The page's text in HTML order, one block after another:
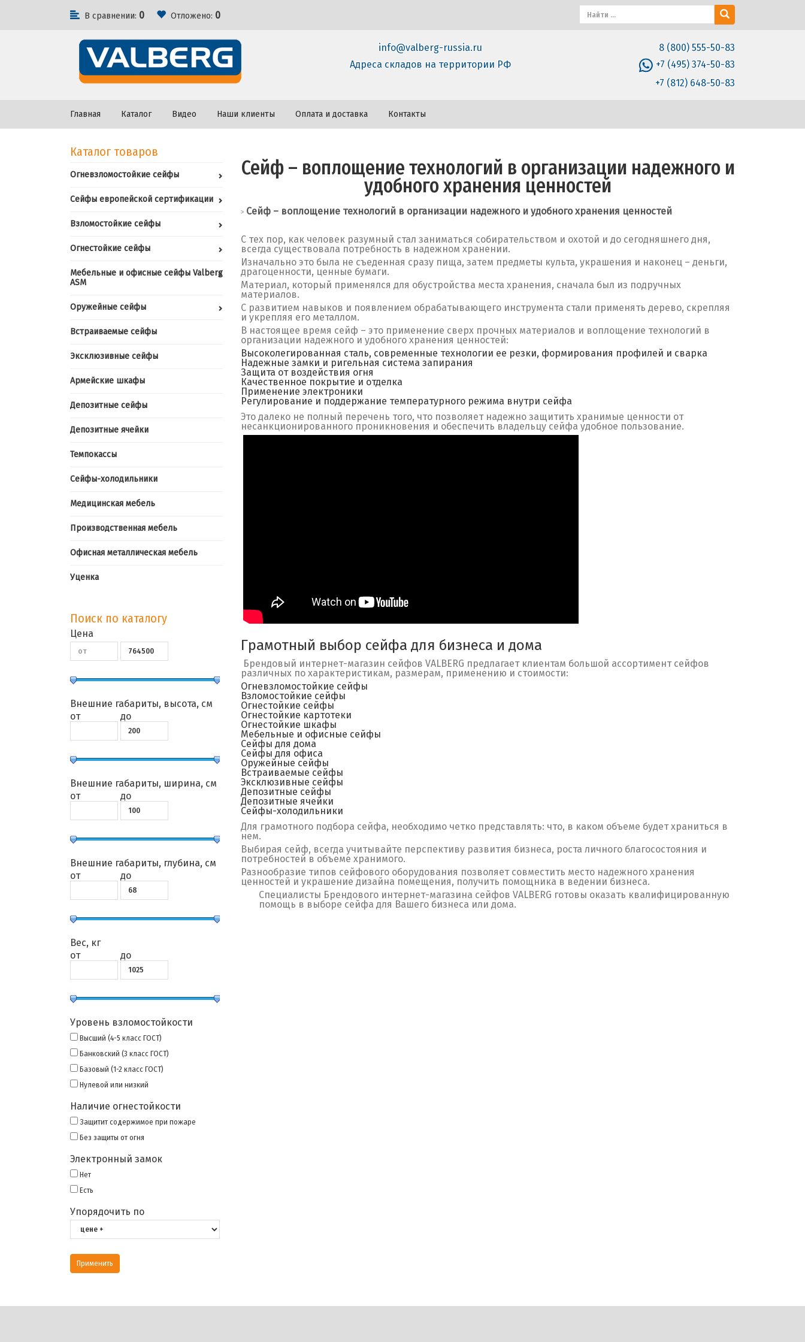
В сравнении: 0 Отложено: 0
info@valberg-russia.ru
Адреса складов на территории РФ
8 (800) 555-50-83
+7 (495) 374-50-83
+7 (812) 648-50-83
Главная Каталог Видео Наши клиенты Оплата и доставка Контакты
Каталог товаров
Огневзломостойкие сейфы
Сейфы европейской сертификации
Взломостойкие сейфы
Огнестойкие сейфы
Мебельные и офисные сейфы Valberg
ASM
Оружейные сейфы
Встраиваемые сейфы
Эксклюзивные сейфы
Армейские шкафы
Депозитные сейфы
Депозитные ячейки
Темпокассы
Сейфы-холодильники
Медицинская мебель
Производственная мебель
Офисная металлическая мебель
Уценка
Поиск по каталогу
Цена
Внешние габариты, высота, см
от
до
Внешние габариты, ширина, см
от
до
Внешние габариты, глубина, см
от
до
Вес, кг
от
до
Уровень взломостойкости
Высший (4-5 класс ГОСТ)
Банковский (3 класс ГОСТ)
Базовый (1-2 класс ГОСТ)
Нулевой или низкий
Наличие огнестойкости
Защитит содержимое при пожаре
Без защиты от огня
Электронный замок
Нет
Есть
Упорядочить по
Сейф – воплощение технологий в организации надежного и
удобного хранения ценностей
> Сейф – воплощение технологий в организации надежного и удобного хранения ценностей
С тех пор, как человек разумный стал заниматься собирательством и охотой и до сегодняшнего дня,
всегда существовала потребность в надежном хранении.
Изначально это была не съеденная сразу пища, затем предметы культа, украшения и наконец – деньги,
драгоценности, ценные бумаги.
Материал, который применялся для обустройства места хранения, сначала был из подручных
материалов.
С развитием навыков и появлением обрабатывающего инструмента стали применять дерево, скрепляя
и укрепляя его металлом.
В настоящее время сейф – это применение сверх прочных материалов и воплощение технологий в
организации надежного и удобного хранения ценностей:
Высоколегированная сталь, современные технологии ее резки, формирования профилей и сварка
Надежные замки и ригельная система запирания
Защита от воздействия огня
Качественное покрытие и отделка
Применение электроники
Регулирование и поддержание температурного режима внутри сейфа
Это далеко не полный перечень того, что позволяет надежно защитить хранимые ценности от
несанкционированного проникновения и обеспечить владельцу сейфа удобное пользование.
Грамотный выбор сейфа для бизнеса и дома
Брендовый интернет-магазин сейфов VALBERG предлагает клиентам большой ассортимент сейфов
различных по характеристикам, размерам, применению и стоимости:
Огневзломостойкие сейфы
Взломостойкие сейфы
Огнестойкие сейфы
Огнестойкие картотеки
Огнестойкие шкафы
Мебельные и офисные сейфы
Сейфы для дома
Сейфы для офиса
Оружейные сейфы
Встраиваемые сейфы
Эксклюзивные сейфы
Депозитные сейфы
Депозитные ячейки
Сейфы-холодильники
Для грамотного подбора сейфа, необходимо четко представлять: что, в каком объеме будет храниться в
нем.
Выбирая сейф, всегда учитывайте перспективу развития бизнеса, роста личного благосостояния и
потребностей в объеме хранимого.
Разнообразие типов сейфового оборудования позволяет совместить место надежного хранения
ценностей и украшение дизайна помещения, получить помощника в ведении бизнеса.
Специалисты Брендового интернет-магазина сейфов VALBERG готовы оказать квалифицированную
помощь в выборе сейфа для Вашего бизнеса или дома.